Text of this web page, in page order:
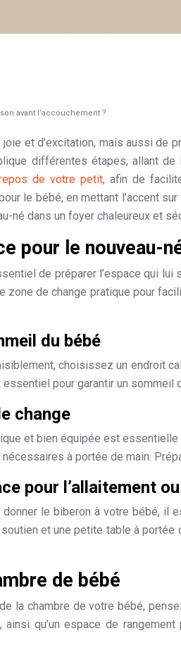
avant l’accouchement ?
joie et d’excitation, mais aussi de
différentes étapes, allant
de votre petit, afin de
le bébé, en mettant l’accent
né dans un foyer chaleureux et
pour le nouveau-
de préparer l’espace qui
zone de change pratique pour
du bébé
choisissez un endroit
pour garantir un sommeil
change
et bien équipée est
nécessaires à portée de main.
pour l’allaitement
le biberon à votre bébé, il
et une petite table à
de bébé
la chambre de votre bébé,
qu’un espace de